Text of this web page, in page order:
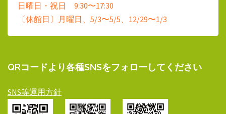
日曜日・祝日 9:30〜17:30
〔休館日〕月曜日、5/3〜5/5、12/29〜1/3
QRコードより各種SNSをフォローしてください
SNS等運用方針